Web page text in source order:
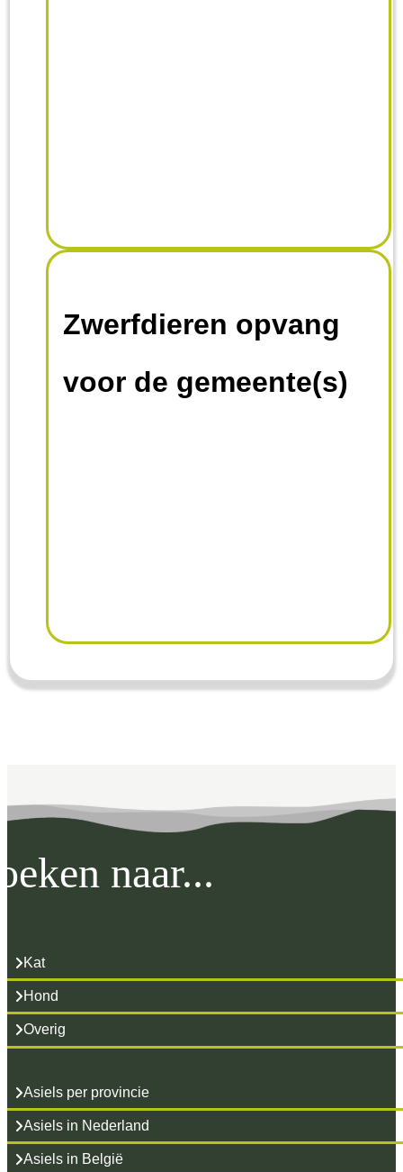
Zwerfdieren opvang
voor de gemeente(s)
naar...
Kat
Hond
Overig
Asiels per provincie
Asiels in Nederland
Asiels in België